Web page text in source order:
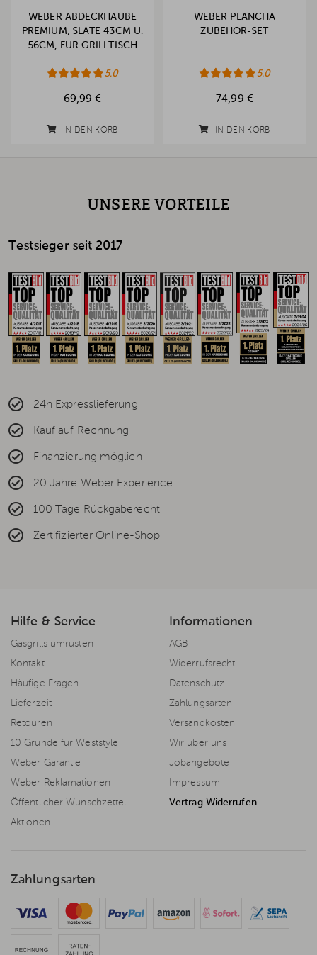
WEBER ABDECKHAUBE
PREMIUM, SLATE 43CM U.
56CM, FÜR GRILLTISCH
5.0
69,99 €
IN DEN KORB
WEBER PLANCHA
ZUBEHÖR-SET
5.0
74,99 €
IN DEN KORB
UNSERE VORTEILE
Testsieger seit 2017
24h Expresslieferung
Kauf auf Rechnung
Finanzierung möglich
20 Jahre Weber Experience
100 Tage Rückgaberecht
Zertifizierter Online-Shop
Hilfe & Service
Gasgrills umrüsten
Kontakt
Häufige Fragen
Lieferzeit
Retouren
10 Gründe für Weststyle
Weber Garantie
Weber Reklamationen
Öffentlicher Wunschzettel
Aktionen
Informationen
AGB
Widerrufsrecht
Datenschutz
Zahlungsarten
Versandkosten
Wir über uns
Jobangebote
Impressum
Vertrag Widerrufen
Zahlungsarten